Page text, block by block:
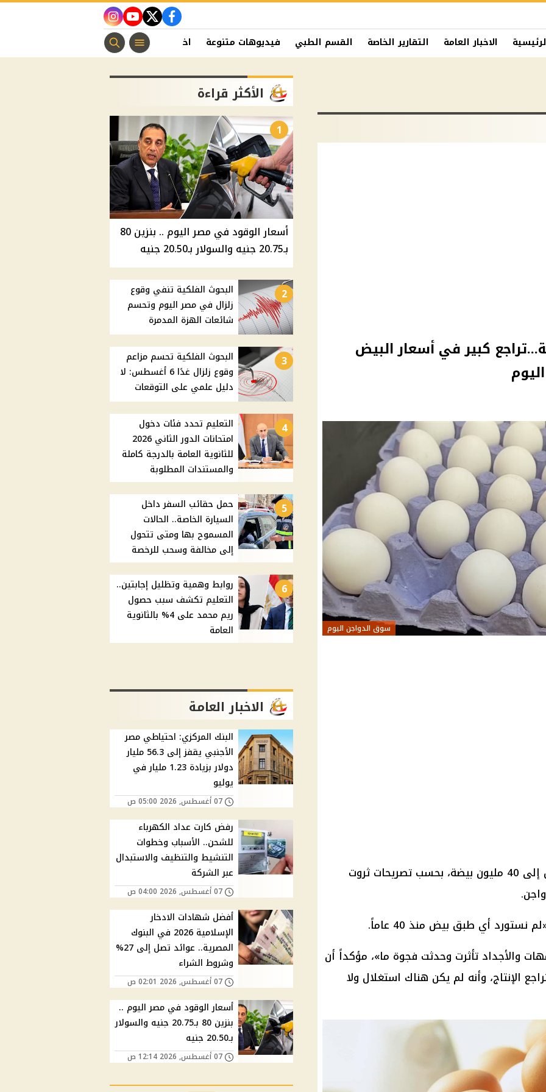
facebook
twitter
youtube
instagram
الاخبار العامة التقارير الخاصة القسم الطبي فيديوهات متنوعة اخبار الفن منوعات مسيحية
كبير في أسعار البيض
سوق الدواجن اليوم
يصل حجم الإنتاج المحلي من البيض إلى 40 مليون بيضة، بحسب تصريحات ثروت
أي طبق بيض منذ 40 عاماً.
والأجداد تأثرت وحدثت فجوة ما»، مؤكداً أن
الإنتاج، وأنه لم يكن هناك استغلال ولا
الأكثر قراءة
1
أسعار الوقود في مصر اليوم .. بنزين 80
بـ20.75 جنيه والسولار بـ20.50 جنيه
2
البحوث الفلكية تنفي وقوع
زلزال في مصر اليوم وتحسم
شائعات الهزة المدمرة
3
البحوث الفلكية تحسم مزاعم
وقوع زلزال غدًا 6 أغسطس: لا
دليل علمي على التوقعات
4
التعليم تحدد فئات دخول
امتحانات الدور الثاني 2026
للثانوية العامة بالدرجة كاملة
والمستندات المطلوبة
5
حمل حقائب السفر داخل
السيارة الخاصة.. الحالات
المسموح بها ومتى تتحول
إلى مخالفة وسحب للرخصة
6
روابط وهمية وتظليل إجابتين..
التعليم تكشف سبب حصول
ريم محمد على 4% بالثانوية
العامة
الاخبار العامة
البنك المركزي: احتياطي مصر
الأجنبي يقفز إلى 56.3 مليار
دولار بزيادة 1.23 مليار في
يوليو
07 أغسطس, 2026 05:00 ص
رفض كارت عداد الكهرباء
للشحن.. الأسباب وخطوات
التنشيط والتنظيف والاستبدال
عبر الشركة
07 أغسطس, 2026 04:00 ص
أفضل شهادات الادخار
الإسلامية 2026 في البنوك
المصرية.. عوائد تصل إلى 27%
وشروط الشراء
07 أغسطس, 2026 02:01 ص
أسعار الوقود في مصر اليوم ..
بنزين 80 بـ20.75 جنيه والسولار
بـ20.50 جنيه
07 أغسطس, 2026 12:14 ص